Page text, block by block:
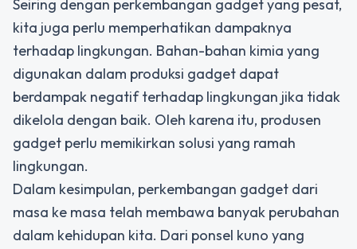
Seiring dengan perkembangan gadget yang pesat,
kita juga perlu memperhatikan dampaknya
terhadap lingkungan. Bahan-bahan kimia yang
digunakan dalam produksi gadget dapat
berdampak negatif terhadap lingkungan jika tidak
dikelola dengan baik. Oleh karena itu, produsen
gadget perlu memikirkan solusi yang ramah
lingkungan.
Dalam kesimpulan, perkembangan gadget dari
masa ke masa telah membawa banyak perubahan
dalam kehidupan kita. Dari ponsel kuno yang